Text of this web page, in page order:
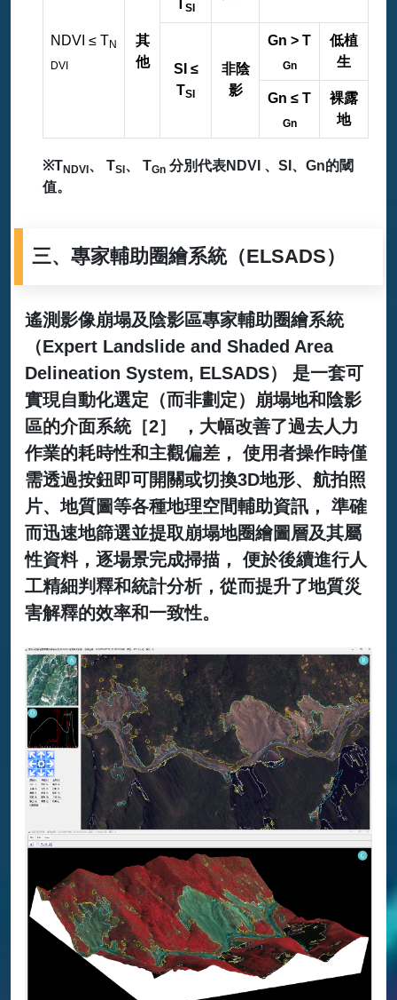
NDVI ≤ TN
DVI
其
他
SI
SI ≤
TSI
非陰
影
Gn > T
Gn
低植
生
Gn ≤ T
Gn
裸露
地
※TNDVI、 TSI、 TGn 分別代表NDVI 、SI、Gn的閾
值。
三、專家輔助圈繪系統（ELSADS）
遙測影像崩塌及陰影區專家輔助圈繪系統
（Expert Landslide and Shaded Area
Delineation System, ELSADS） 是一套可
實現自動化選定（而非劃定）崩塌地和陰影
區的介面系統［2］ ，大幅改善了過去人力
作業的耗時性和主觀偏差， 使用者操作時僅
需透過按鈕即可開關或切換3D地形、航拍照
片、地質圖等各種地理空間輔助資訊， 準確
而迅速地篩選並提取崩塌地圈繪圖層及其屬
性資料，逐場景完成掃描， 便於後續進行人
工精細判釋和統計分析，從而提升了地質災
害解釋的效率和一致性。